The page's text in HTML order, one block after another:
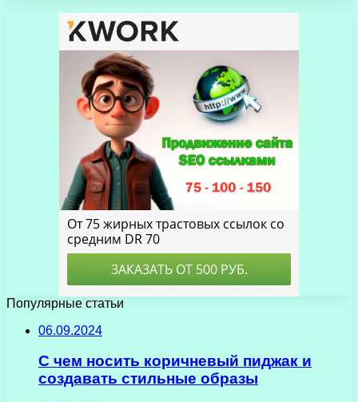
Популярные статьи
06.09.2024
С чем носить коричневый пиджак и
создавать стильные образы